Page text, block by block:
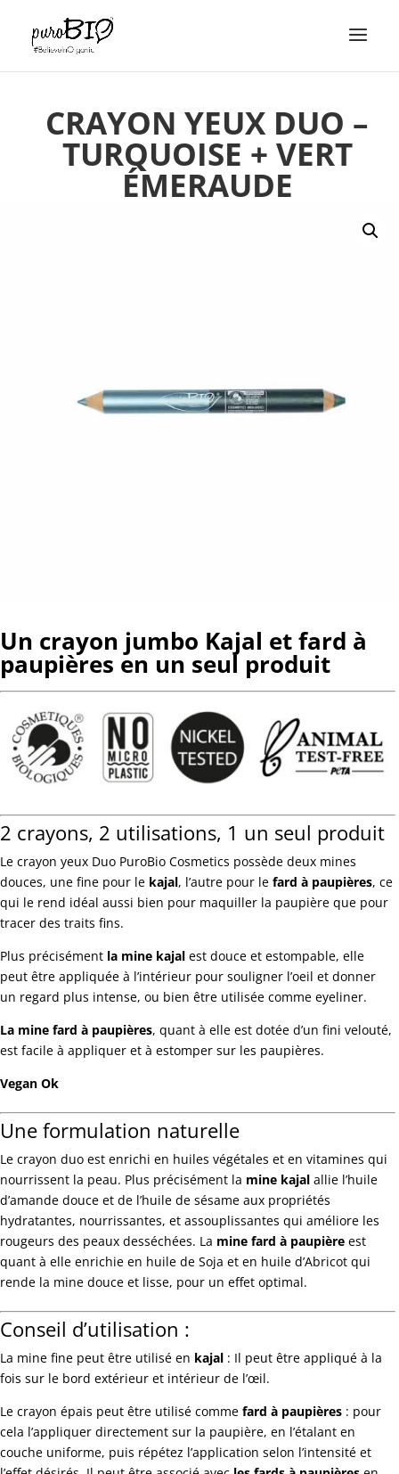
CRAYON YEUX DUO –
TURQUOISE + VERT
ÉMERAUDE
Un crayon jumbo Kajal et fard à
paupières en un seul produit
2 crayons, 2 utilisations, 1 un seul produit
Le crayon yeux Duo PuroBio Cosmetics possède deux mines
douces, une fine pour le kajal, l’autre pour le fard à paupières, ce
qui le rend idéal aussi bien pour maquiller la paupière que pour
tracer des traits fins.
Plus précisément la mine kajal est douce et estompable, elle
peut être appliquée à l’intérieur pour souligner l’oeil et donner
un regard plus intense, ou bien être utilisée comme eyeliner.
La mine fard à paupières, quant à elle est dotée d’un fini velouté,
est facile à appliquer et à estomper sur les paupières.
Vegan Ok
Une formulation naturelle
Le crayon duo est enrichi en huiles végétales et en vitamines qui
nourrissent la peau. Plus précisément la mine kajal allie l’huile
d’amande douce et de l’huile de sésame aux propriétés
hydratantes, nourrissantes, et assouplissantes qui améliore les
rougeurs des peaux desséchées. La mine fard à paupière est
quant à elle enrichie en huile de Soja et en huile d’Abricot qui
rende la mine douce et lisse, pour un effet optimal.
Conseil d’utilisation :
La mine fine peut être utilisé en kajal : Il peut être appliqué à la
fois sur le bord extérieur et intérieur de l’œil.
Le crayon épais peut être utilisé comme fard à paupières : pour
cela l’appliquer directement sur la paupière, en l’étalant en
couche uniforme, puis répétez l’application selon l’intensité et